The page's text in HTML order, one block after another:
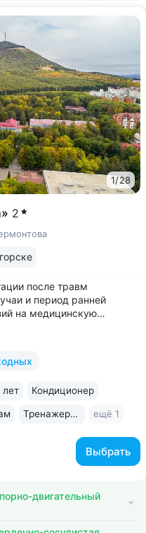
1/28
2
после травм
и период ранней
на медицинскую
в номерах,
Выбрать
лет Кондиционер
Тренажерный зал ещё 1
двигательный